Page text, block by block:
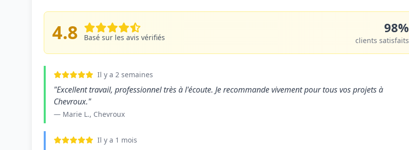
4.8 Basé sur les avis vérifiés
98%
clients satisfaits
Il y a 2 semaines
"Excellent travail, professionnel très à l'écoute. Je recommande vivement pour tous vos projets à
Chevroux."
— Marie L., Chevroux
Il y a 1 mois